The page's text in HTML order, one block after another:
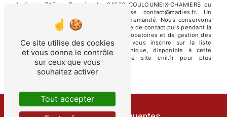
Autissier ZAE La Rampinsolle 24660 COULOUNIEIX-CHAMIERS ou
par courrier électronique à l'adresse contact@madies.fr. Un
justificatif d'identité pourra vous être demandé. Nous conservons
vos données pendant la période de prise de contact puis pendant la
durée de prescription légale aux fins probatoires et de gestion des
contentieux. Vous avez le droit de vous inscrire sur la liste
d'opposition au démarchage téléphonique, disponible à cette
adresse:Bloctel.gouv.fr . Consultez le site cnil.fr pour plus
d’informations sur vos droits.
Ce site utilise des cookies
et vous donne le contrôle
sur ceux que vous
souhaitez activer
Tout accepter